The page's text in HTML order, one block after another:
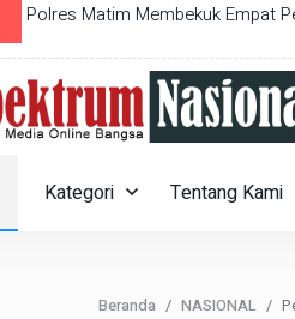
Polres Matim Membekuk Empat
Kategori Tentang Kami
Beranda NASIONAL